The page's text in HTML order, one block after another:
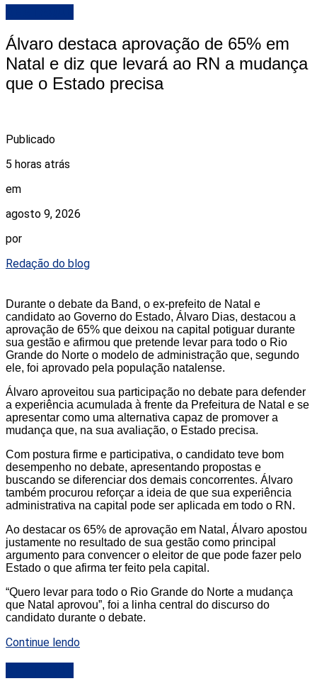
Álvaro destaca aprovação de 65% em
Natal e diz que levará ao RN a mudança
que o Estado precisa
Publicado
5 horas atrás
em
agosto 9, 2026
por
Redação do blog
Durante o debate da Band, o ex-prefeito de Natal e
candidato ao Governo do Estado, Álvaro Dias, destacou a
aprovação de 65% que deixou na capital potiguar durante
sua gestão e afirmou que pretende levar para todo o Rio
Grande do Norte o modelo de administração que, segundo
ele, foi aprovado pela população natalense.
Álvaro aproveitou sua participação no debate para defender
a experiência acumulada à frente da Prefeitura de Natal e se
apresentar como uma alternativa capaz de promover a
mudança que, na sua avaliação, o Estado precisa.
Com postura firme e participativa, o candidato teve bom
desempenho no debate, apresentando propostas e
buscando se diferenciar dos demais concorrentes. Álvaro
também procurou reforçar a ideia de que sua experiência
administrativa na capital pode ser aplicada em todo o RN.
Ao destacar os 65% de aprovação em Natal, Álvaro apostou
justamente no resultado de sua gestão como principal
argumento para convencer o eleitor de que pode fazer pelo
Estado o que afirma ter feito pela capital.
“Quero levar para todo o Rio Grande do Norte a mudança
que Natal aprovou”, foi a linha central do discurso do
candidato durante o debate.
Continue lendo